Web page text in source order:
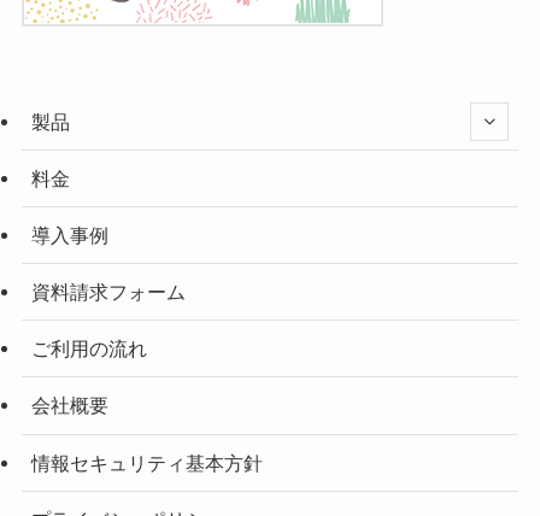
製品
料金
導入事例
資料請求フォーム
ご利用の流れ
会社概要
情報セキュリティ基本方針